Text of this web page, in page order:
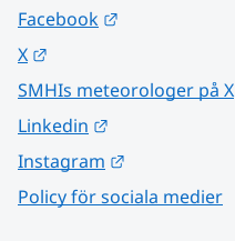
Facebook
X
SMHIs meteorologer på X
Linkedin
Instagram
Policy för sociala medier